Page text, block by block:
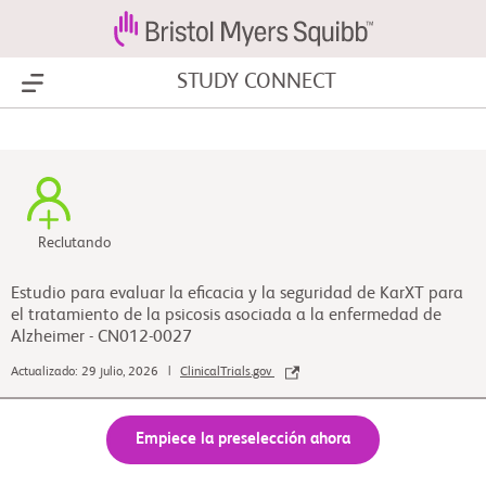
Show Menu STUDY CONNECT
Reclutando
Estudio para evaluar la eficacia y la seguridad de KarXT para
el tratamiento de la psicosis asociada a la enfermedad de
Alzheimer - CN012-0027
Actualizado: 29 julio, 2026 | ClinicalTrials.gov
Empiece la preselección ahora